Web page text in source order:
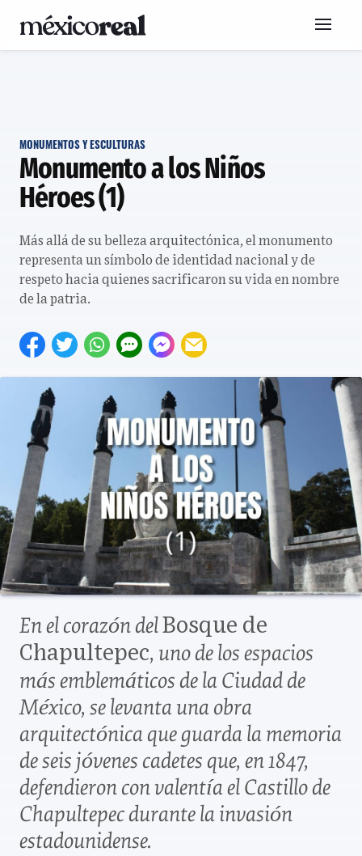
MONUMENTOS Y ESCULTURAS
Monumento a los Niños
Héroes (1)
Más allá de su belleza arquitectónica, el monumento
representa un símbolo de identidad nacional y de
respeto hacia quienes sacrificaron su vida en nombre
de la patria.
En el corazón delBosque de
Chapultepec, uno de los espacios
más emblemáticos de la Ciudad de
México, se levanta una obra
arquitectónica que guarda la memoria
de seis jóvenes cadetes que, en 1847,
defendieron con valentía el Castillo de
Chapultepec durante la invasión
estadounidense.